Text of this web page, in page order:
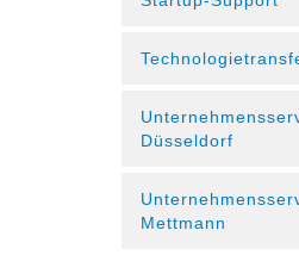
Düsseldorf
Mettmann